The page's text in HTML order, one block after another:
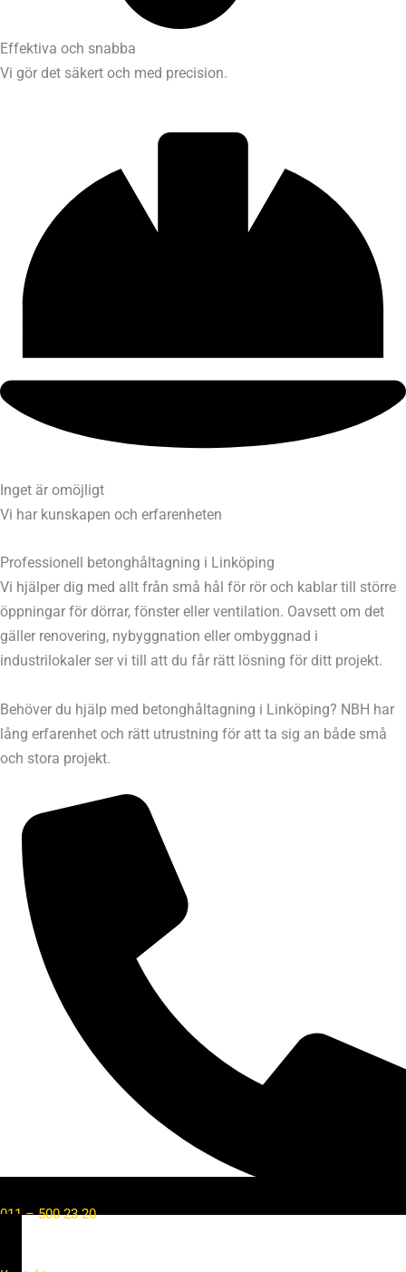
Effektiva och snabba
Vi gör det säkert och med precision.
Inget är omöjligt
Vi har kunskapen och erfarenheten
Professionell betonghåltagning i Linköping
Vi hjälper dig med allt från små hål för rör och kablar till större
öppningar för dörrar, fönster eller ventilation. Oavsett om det
gäller renovering, nybyggnation eller ombyggnad i
industrilokaler ser vi till att du får rätt lösning för ditt projekt.
Behöver du hjälp med betonghåltagning i Linköping? NBH har
lång erfarenhet och rätt utrustning för att ta sig an både små
och stora projekt.
011 – 500 23 20